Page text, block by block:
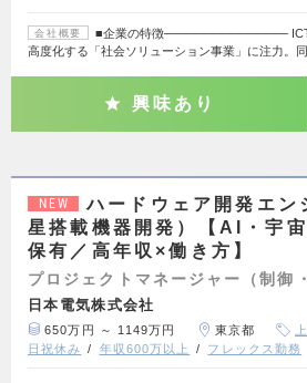
会社概要
■企業の特徴────────────── ICT
高度化する「社会ソリューション事業」に注力。
興味あり
NEW
ハードウェア開発エン
星搭載機器開発）【AI・宇
保有／高年収×働き方】
プロジェクトマネージャー（制御
日本電気株式会社
650万円 ～ 1149万円 東京都
日祝休み
年収600万以上 フレックス勤務